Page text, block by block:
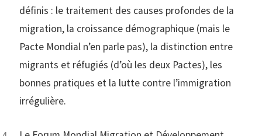
définis : le traitement des causes profondes de la
migration, la croissance démographique (mais le
Pacte Mondial n’en parle pas), la distinction entre
migrants et réfugiés (d’où les deux Pactes), les
bonnes pratiques et la lutte contre l’immigration
irrégulière.